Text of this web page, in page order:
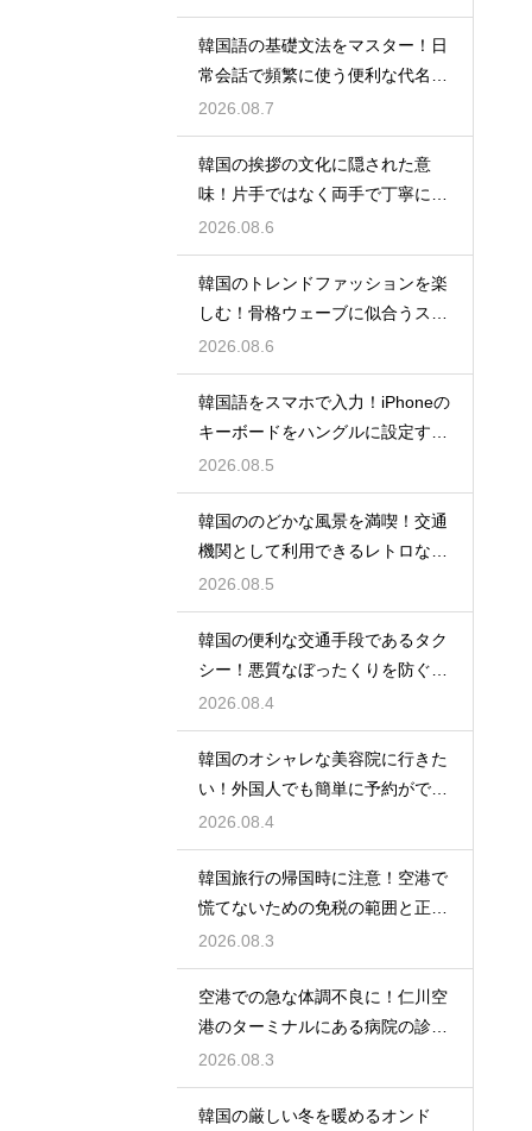
韓国語の基礎文法をマスター！日
常会話で頻繁に使う便利な代名詞
の一覧
2026.08.7
韓国の挨拶の文化に隠された意
味！片手ではなく両手で丁寧に握
手する理由
2026.08.6
韓国のトレンドファッションを楽
しむ！骨格ウェーブに似合うスタ
イルの特徴
2026.08.6
韓国語をスマホで入力！iPhoneの
キーボードをハングルに設定する
手順
2026.08.5
韓国ののどかな風景を満喫！交通
機関として利用できるレトロな観
光の馬車
2026.08.5
韓国の便利な交通手段であるタク
シー！悪質なぼったくりを防ぐ確
実な対策
2026.08.4
韓国のオシャレな美容院に行きた
い！外国人でも簡単に予約ができ
るアプリ
2026.08.4
韓国旅行の帰国時に注意！空港で
慌てないための免税の範囲と正し
い計算
2026.08.3
空港での急な体調不良に！仁川空
港のターミナルにある病院の診療
時間
2026.08.3
韓国の厳しい冬を暖めるオンド